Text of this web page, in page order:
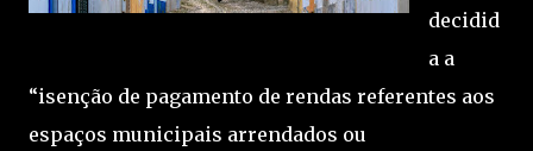
decidid
a a
“isenção de pagamento de rendas referentes aos
espaços municipais arrendados ou